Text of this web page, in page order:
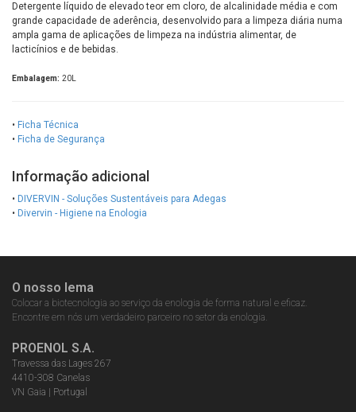
Detergente líquido de elevado teor em cloro, de alcalinidade média e com
grande capacidade de aderência, desenvolvido para a limpeza diária numa
ampla gama de aplicações de limpeza na indústria alimentar, de
lacticínios e de bebidas.
Embalagem: 20L
• Ficha Técnica
• Ficha de Segurança
Informação adicional
• DIVERVIN - Soluções Sustentáveis para Adegas
• Divervin - Higiene na Enologia
O nosso lema
Colocar a biotecnologia ao serviço da enologia de forma natural e eficaz.
Encontre em nós um verdadeiro parceiro no setor da enologia.
PROENOL S.A.
Travessa das Lages 267
4410-308 Canelas
VN Gaia | Portugal